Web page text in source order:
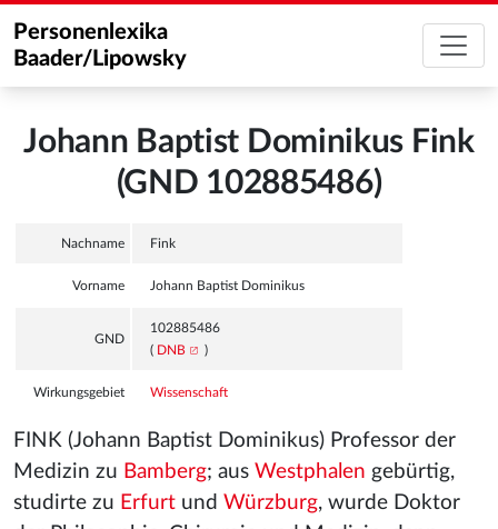
Personenlexika
Baader/Lipowsky
Johann Baptist Dominikus Fink
(GND 102885486)
Nachname Fink
Vorname Johann Baptist Dominikus
GND
102885486
( DNB )
Wirkungsgebiet Wissenschaft
FINK (Johann Baptist Dominikus) Professor der
Medizin zu Bamberg; aus Westphalen gebürtig,
studirte zu Erfurt und Würzburg, wurde Doktor